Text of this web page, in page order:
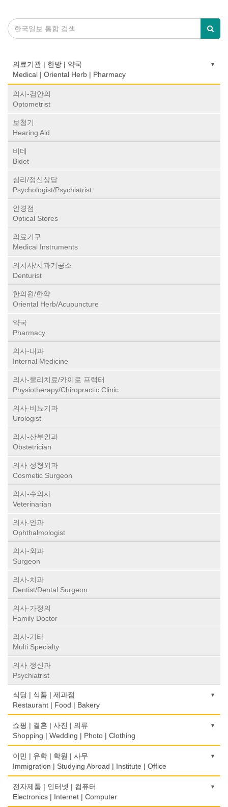
의료기관 | 한방 | 약국
Medical | Oriental Herb | Pharmacy
의사-검안의
Optometrist
보청기
Hearing Aid
비데
Bidet
심리/정신상담
Psychologist/Psychiatrist
안경점
Optical Stores
의료기구
Medical Instruments
의치사/치과기공소
Denturist
한의원/한약
Oriental Herb/Acupuncture
약국
Pharmacy
의사-내과
Internal Medicine
의사-물리치료/카이로 프랙터
Physiotherapy/Chiropractic Clinic
의사-비뇨기과
Urologist
의사-산부인과
Obstetrician
의사-성형외과
Cosmetic Surgeon
의사-수의사
Veterinarian
의사-안과
Ophthalmologist
의사-외과
Surgeon
의사-치과
Dentist/Dental Surgeon
의사-가정의
Family Doctor
의사-기타
Multi Specialty
의사-정신과
Psychiatrist
식당 | 식품 | 제과점
Restaurant | Food | Bakery
농장
Farm
떡집/방앗간
Rice Cake
생선가게
Fish Market
쇼핑 | 결혼 | 사진 | 의류
Shopping | Wedding | Photo | Clothing
한복집
Korean Costume
유리/거울/액자
Glass/Mirror/Frame
이민 | 유학 | 학원 | 사무
Immigration | Studying Abroad | Institute | Office
이민/유학
Immigration/Studying Abroad
전자제품 | 인터넷 | 컴퓨터
Electronics | Internet | Computer